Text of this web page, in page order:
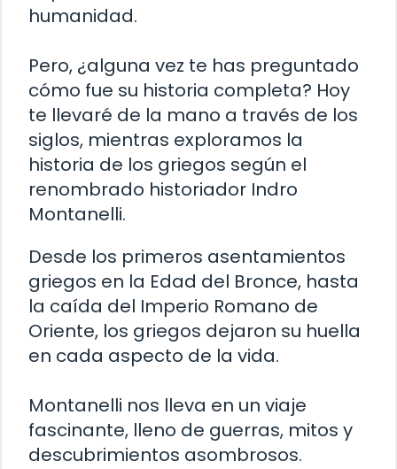
humanidad.
Pero, ¿alguna vez te has preguntado
cómo fue su historia completa? Hoy
te llevaré de la mano a través de los
siglos, mientras exploramos la
historia de los griegos según el
renombrado historiador Indro
Montanelli.
Desde los primeros asentamientos
griegos en la Edad del Bronce, hasta
la caída del Imperio Romano de
Oriente, los griegos dejaron su huella
en cada aspecto de la vida.
Montanelli nos lleva en un viaje
fascinante, lleno de guerras, mitos y
descubrimientos asombrosos.